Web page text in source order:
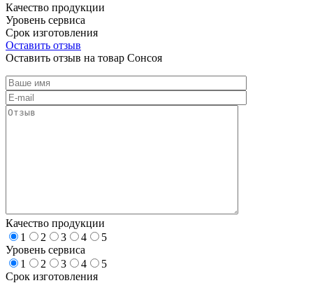
Качество продукции
Уровень сервиса
Срок изготовления
Оставить отзыв
Оставить отзыв на товар Сонсоя
Качество продукции
1
2 3 4
5
Уровень сервиса
1
2 3 4
5
Срок изготовления